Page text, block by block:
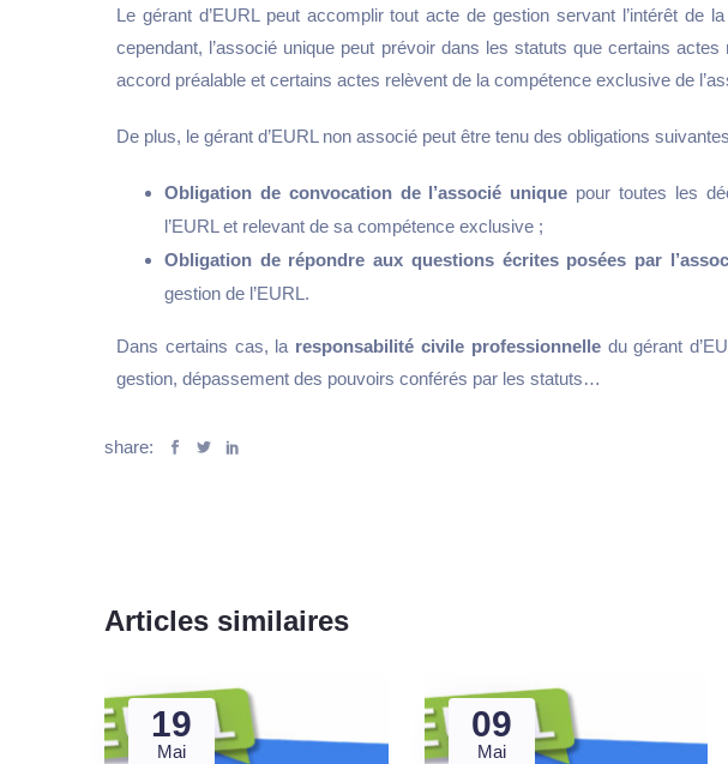
Le gérant d’EURL peut accomplir tout acte de gestion servant l’intérêt de
cependant, l’associé unique peut prévoir dans les statuts que certains actes
accord préalable et certains actes relèvent de la compétence exclusive de
De plus, le gérant d’EURL non associé peut être tenu des obligations
Obligation de convocation de l’associé unique pour toutes les
l’EURL et relevant de sa compétence exclusive ;
Obligation de répondre aux questions écrites posées par
gestion de l’EURL.
Dans certains cas, la responsabilité civile professionnelle du gérant
gestion, dépassement des pouvoirs conférés par les statuts…
share:
Articles similaires
19
Mai
09
Mai
Je crée ma SAS en formule
🤩